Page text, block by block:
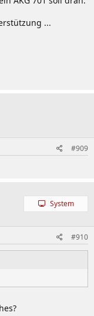
...
#909
System
#910